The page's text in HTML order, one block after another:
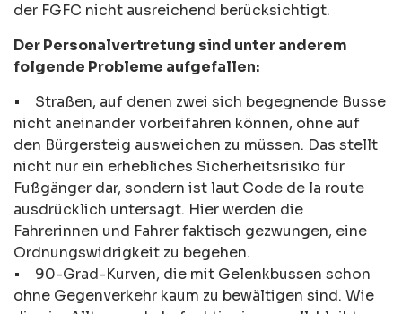
der FGFC nicht ausreichend berücksichtigt.
Der Personalvertretung sind unter anderem
folgende Probleme aufgefallen:
• Straßen, auf denen zwei sich begegnende Busse
nicht aneinander vorbeifahren können, ohne auf
den Bürgersteig ausweichen zu müssen. Das stellt
nicht nur ein erhebliches Sicherheitsrisiko für
Fußgänger dar, sondern ist laut Code de la route
ausdrücklich untersagt. Hier werden die
Fahrerinnen und Fahrer faktisch gezwungen, eine
Ordnungswidrigkeit zu begehen.
• 90-Grad-Kurven, die mit Gelenkbussen schon
ohne Gegenverkehr kaum zu bewältigen sind. Wie